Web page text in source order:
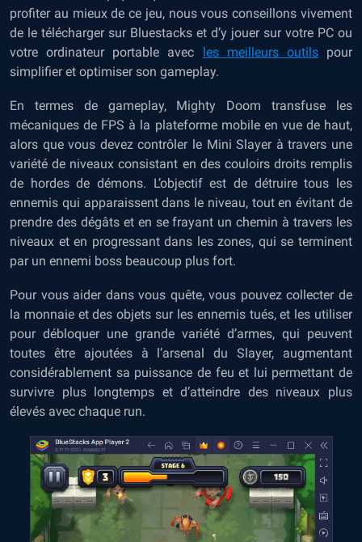
profiter au mieux de ce jeu, nous vous conseillons vivement
de le télécharger sur Bluestacks et d’y jouer sur votre PC ou
votre ordinateur portable avec
les meilleurs outilspour
simplifier et optimiser son gameplay.
En termes de gameplay, Mighty Doom transfuse les
mécaniques de FPS à la plateforme mobile en vue de haut,
alors que vous devez contrôler le Mini Slayer à travers une
variété de niveaux consistant en des couloirs droits remplis
de hordes de démons. L’objectif est de détruire tous les
ennemis qui apparaissent dans le niveau, tout en évitant de
prendre des dégâts et en se frayant un chemin à travers les
niveaux et en progressant dans les zones, qui se terminent
par un ennemi boss beaucoup plus fort.
Pour vous aider dans vous quête, vous pouvez collecter de
la monnaie et des objets sur les ennemis tués, et les utiliser
pour débloquer une grande variété d’armes, qui peuvent
toutes être ajoutées à l’arsenal du Slayer, augmentant
considérablement sa puissance de feu et lui permettant de
survivre plus longtemps et d’atteindre des niveaux plus
élevés avec chaque run.